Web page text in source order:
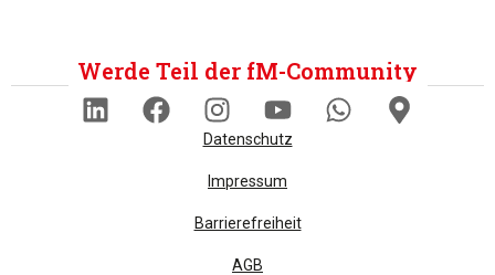
Werde Teil der fM-Community
Datenschutz
Impressum
Barrierefreiheit
AGB